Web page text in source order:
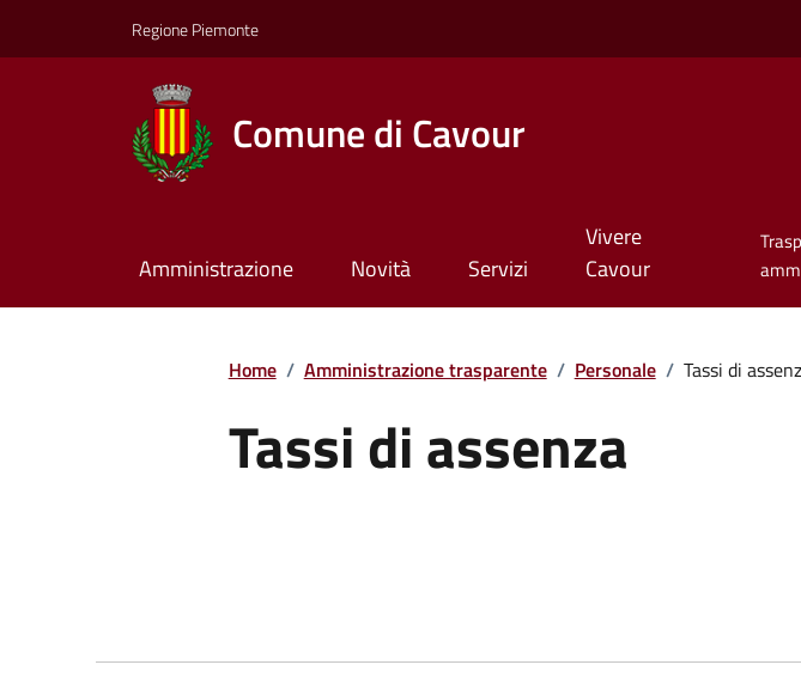
Regione Piemonte
Comune di Cavour
Amministrazione Novità Servizi
Vivere
Cavour
Home / Amministrazione trasparente / Personale / Tassi di
Tassi di assenza